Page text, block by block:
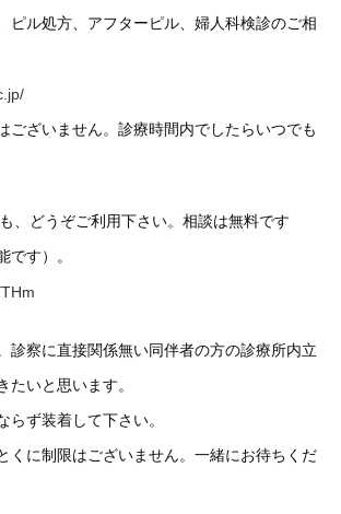
ピル処方、アフターピル、婦人科検診のご相
ございません。診療時間内でしたらいつでも
、どうぞご利用下さい。相談は無料です
です）。
診察に直接関係無い同伴者の方の診療所内立
たいと思います。
らず装着して下さい。
くに制限はございません。一緒にお待ちくだ